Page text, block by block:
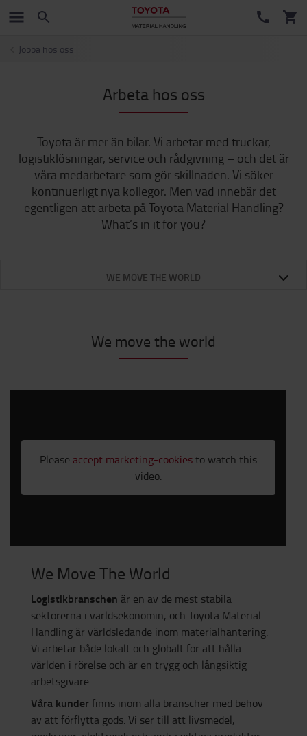
Jobba hos oss
Arbeta hos oss
Toyota är mer än bilar. Vi arbetar med truckar,
logistiklösningar, service och rådgivning – och det är
våra medarbetare som gör skillnaden. Vi söker
kontinuerligt nya kollegor. Men vad innebär det
egentligen att arbeta på Toyota Material Handling?
What’s in it for you?
WE MOVE THE WORLD
We move the world
Please accept marketing-cookiesto watch this
video.
We Move The World
Logistikbranschen är en av de mest stabila
sektorerna i världsekonomin, och Toyota Material
Handling är världsledande inom materialhantering.
Vi arbetar både lokalt och globalt för att hålla
världen i rörelse och är en trygg och långsiktig
arbetsgivare.
Våra kunderfinns inom alla branscher med behov
av att förflytta gods. Vi ser till att livsmedel,